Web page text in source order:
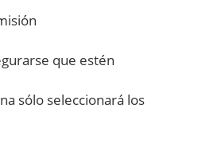
que estén
sólo seleccionará los